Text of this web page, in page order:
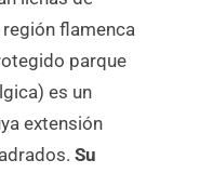
flamenca
parque
es un
extensión
Su